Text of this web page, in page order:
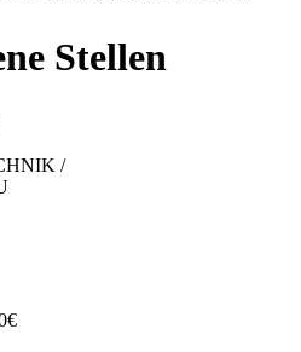
Stellen
/